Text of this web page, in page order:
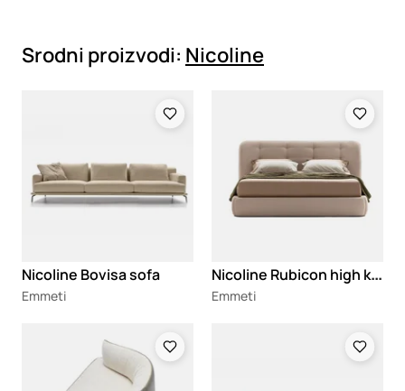
Srodni proizvodi: Nicoline
Nicoline Bovisa sofa
Emmeti
N
icoline Rubicon high krevet
Emmeti